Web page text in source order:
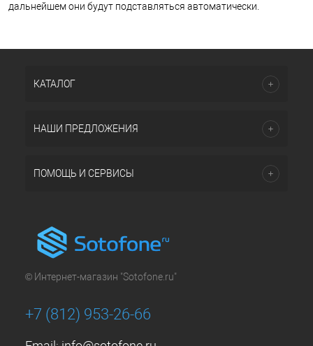
дальнейшем они будут подставляться автоматически.
КАТАЛОГ
НАШИ ПРЕДЛОЖЕНИЯ
ПОМОЩЬ И СЕРВИСЫ
© Интернет-магазин "Sotofone.ru"
+7 (812) 953-26-66